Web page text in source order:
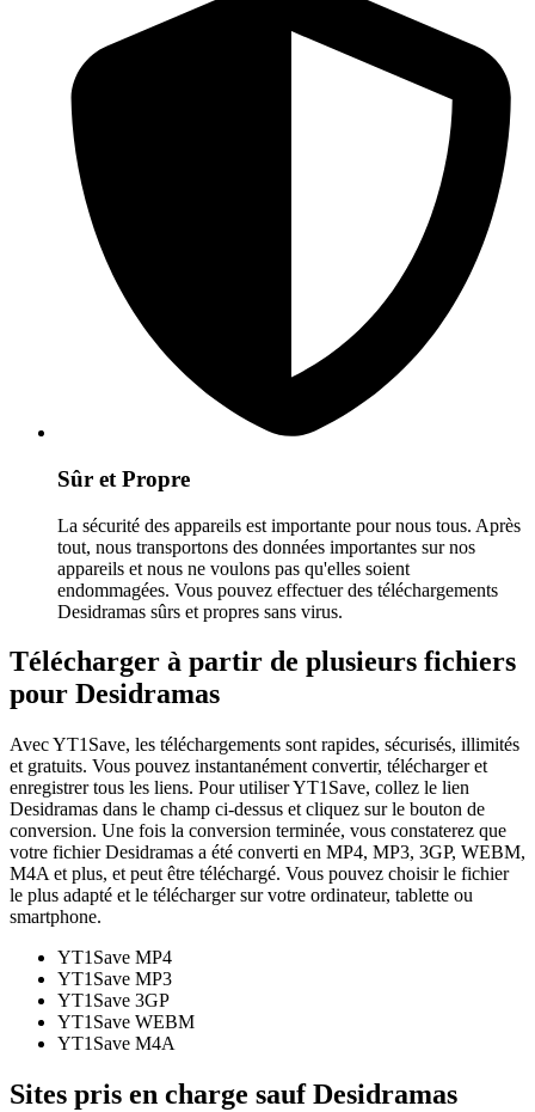
Sûr et Propre
La sécurité des appareils est importante pour nous tous. Après
tout, nous transportons des données importantes sur nos
appareils et nous ne voulons pas qu'elles soient
endommagées. Vous pouvez effectuer des téléchargements
Desidramas sûrs et propres sans virus.
Télécharger à partir de plusieurs fichiers
pour Desidramas
Avec YT1Save, les téléchargements sont rapides, sécurisés, illimités
et gratuits. Vous pouvez instantanément convertir, télécharger et
enregistrer tous les liens. Pour utiliser YT1Save, collez le lien
Desidramas dans le champ ci-dessus et cliquez sur le bouton de
conversion. Une fois la conversion terminée, vous constaterez que
votre fichier Desidramas a été converti en MP4, MP3, 3GP, WEBM,
M4A et plus, et peut être téléchargé. Vous pouvez choisir le fichier
le plus adapté et le télécharger sur votre ordinateur, tablette ou
smartphone.
YT1Save MP4
YT1Save MP3
YT1Save 3GP
YT1Save WEBM
YT1Save M4A
Sites pris en charge sauf Desidramas